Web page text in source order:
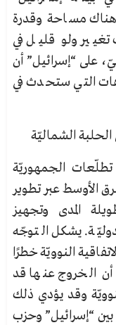
هناك مساحة وقدرة
ولو قليل في
على “إسرائيل” أن
التي ستحدث في
الحلبة الشماليّة
الجمهوريّة
الأوسط عبر تطوير
المدى وتجهيز
يشكل التوجّه
النوويّة خطرًا
أن الخروج عنها قد
وقد يؤدي ذلك
بين “إسرائيل” وحزب